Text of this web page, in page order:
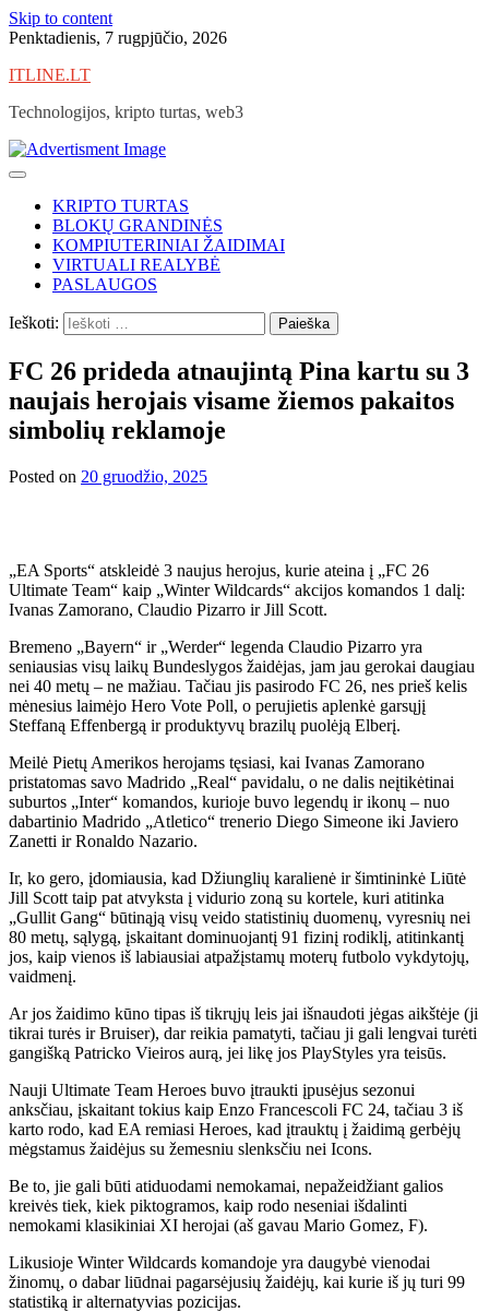
Skip to content
Penktadienis, 7 rugpjūčio, 2026
ITLINE.LT
Technologijos, kripto turtas, web3
KRIPTO TURTAS
BLOKŲ GRANDINĖS
KOMPIUTERINIAI ŽAIDIMAI
VIRTUALI REALYBĖ
PASLAUGOS
Ieškoti:
FC 26 prideda atnaujintą Pina kartu su 3
naujais herojais visame žiemos pakaitos
simbolių reklamoje
Posted on 20 gruodžio, 2025
„EA Sports“ atskleidė 3 naujus herojus, kurie ateina į „FC 26
Ultimate Team“ kaip „Winter Wildcards“ akcijos komandos 1 dalį:
Ivanas Zamorano, Claudio Pizarro ir Jill Scott.
Bremeno „Bayern“ ir „Werder“ legenda Claudio Pizarro yra
seniausias visų laikų Bundeslygos žaidėjas, jam jau gerokai daugiau
nei 40 metų – ne mažiau. Tačiau jis pasirodo FC 26, nes prieš kelis
mėnesius laimėjo Hero Vote Poll, o perujietis aplenkė garsųjį
Steffaną Effenbergą ir produktyvų brazilų puolėją Elberį.
Meilė Pietų Amerikos herojams tęsiasi, kai Ivanas Zamorano
pristatomas savo Madrido „Real“ pavidalu, o ne dalis neįtikėtinai
suburtos „Inter“ komandos, kurioje buvo legendų ir ikonų – nuo ​​
dabartinio Madrido „Atletico“ trenerio Diego Simeone iki Javiero
Zanetti ir Ronaldo Nazario.
Ir, ko gero, įdomiausia, kad Džiunglių karalienė ir šimtininkė Liūtė
Jill Scott taip pat atvyksta į vidurio zoną su kortele, kuri atitinka
„Gullit Gang“ būtinąją visų veido statistinių duomenų, vyresnių nei
80 metų, sąlygą, įskaitant dominuojantį 91 fizinį rodiklį, atitinkantį
jos, kaip vienos iš labiausiai atpažįstamų moterų futbolo vykdytojų,
vaidmenį.
Ar jos žaidimo kūno tipas iš tikrųjų leis jai išnaudoti jėgas aikštėje (ji
tikrai turės ir Bruiser), dar reikia pamatyti, tačiau ji gali lengvai turėti
gangišką Patricko Vieiros aurą, jei likę jos PlayStyles yra teisūs.
Nauji Ultimate Team Heroes buvo įtraukti įpusėjus sezonui
anksčiau, įskaitant tokius kaip Enzo Francescoli FC 24, tačiau 3 iš
karto rodo, kad EA remiasi Heroes, kad įtrauktų į žaidimą gerbėjų
mėgstamus žaidėjus su žemesniu slenksčiu nei Icons.
Be to, jie gali būti atiduodami nemokamai, nepažeidžiant galios
kreivės tiek, kiek piktogramos, kaip rodo neseniai išdalinti
nemokami klasikiniai XI herojai (aš gavau Mario Gomez, F).
Likusioje Winter Wildcards komandoje yra daugybė vienodai
žinomų, o dabar liūdnai pagarsėjusių žaidėjų, kai kurie iš jų turi 99
statistiką ir alternatyvias pozicijas.